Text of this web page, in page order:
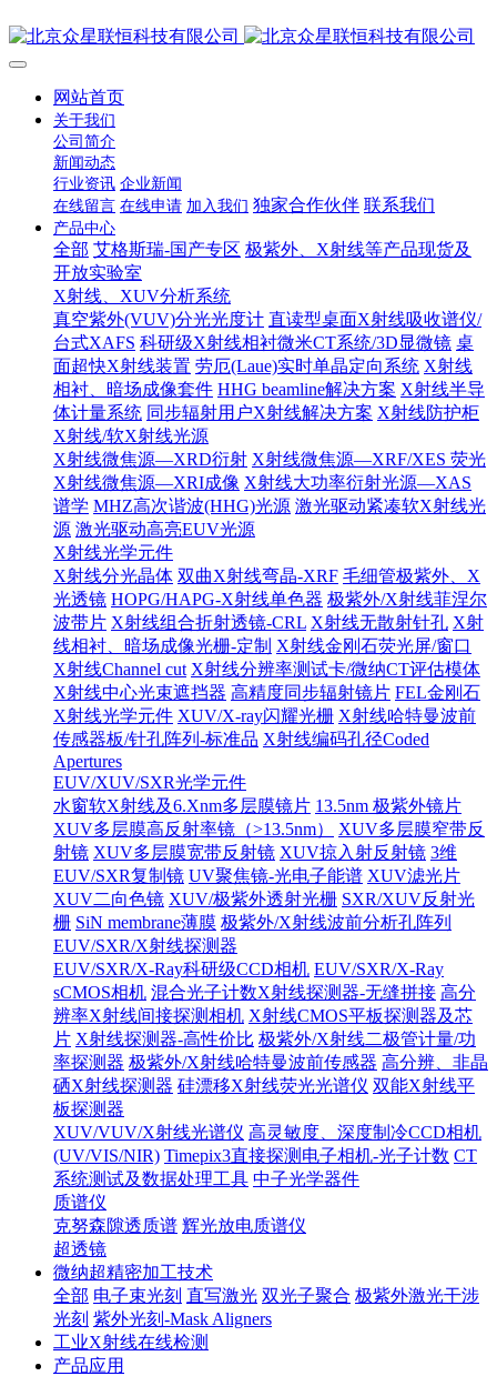
网站首页
关于我们
公司简介
新闻动态
行业资讯 企业新闻
在线留言 在线申请 加入我们 独家合作伙伴 联系我们
产品中心
全部 艾格斯瑞-国产专区 极紫外、X射线等产品现货及
开放实验室
X射线、XUV分析系统
真空紫外(VUV)分光光度计 直读型桌面X射线吸收谱仪/
台式XAFS 科研级X射线相衬微米CT系统/3D显微镜 桌
面超快X射线装置 劳厄(Laue)实时单晶定向系统 X射线
相衬、暗场成像套件 HHG beamline解决方案 X射线半导
体计量系统 同步辐射用户X射线解决方案 X射线防护柜
X射线/软X射线光源
X射线微焦源—XRD衍射 X射线微焦源—XRF/XES 荧光
X射线微焦源—XRI成像 X射线大功率衍射光源—XAS
谱学 MHZ高次谐波(HHG)光源 激光驱动紧凑软X射线光
源 激光驱动高亮EUV光源
X射线光学元件
X射线分光晶体 双曲X射线弯晶-XRF 毛细管极紫外、X
光透镜 HOPG/HAPG-X射线单色器 极紫外/X射线菲涅尔
波带片 X射线组合折射透镜-CRL X射线无散射针孔 X射
线相衬、暗场成像光栅-定制 X射线金刚石荧光屏/窗口
X射线Channel cut X射线分辨率测试卡/微纳CT评估模体
X射线中心光束遮挡器 高精度同步辐射镜片 FEL金刚石
X射线光学元件 XUV/X-ray闪耀光栅 X射线哈特曼波前
传感器板/针孔阵列-标准品 X射线编码孔径Coded
Apertures
EUV/XUV/SXR光学元件
水窗软X射线及6.Xnm多层膜镜片 13.5nm 极紫外镜片
XUV多层膜高反射率镜（>13.5nm）
XUV多层膜窄带反
射镜 XUV多层膜宽带反射镜 XUV掠入射反射镜 3维
EUV/SXR复制镜 UV聚焦镜-光电子能谱 XUV滤光片
XUV二向色镜 XUV/极紫外透射光栅 SXR/XUV反射光
栅 SiN membrane薄膜 极紫外/X射线波前分析孔阵列
EUV/SXR/X射线探测器
EUV/SXR/X-Ray科研级CCD相机 EUV/SXR/X-Ray
sCMOS相机 混合光子计数X射线探测器-无缝拼接 高分
辨率X射线间接探测相机 X射线CMOS平板探测器及芯
片 X射线探测器-高性价比 极紫外/X射线二极管计量/功
率探测器 极紫外/X射线哈特曼波前传感器 高分辨、非晶
硒X射线探测器 硅漂移X射线荧光光谱仪 双能X射线平
板探测器
XUV/VUV/X射线光谱仪 高灵敏度、深度制冷CCD相机
(UV/VIS/NIR) Timepix3直接探测电子相机-光子计数 CT
系统测试及数据处理工具 中子光学器件
质谱仪
克努森隙透质谱 辉光放电质谱仪
超透镜
微纳超精密加工技术
全部 电子束光刻 直写激光 双光子聚合 极紫外激光干涉
光刻 紫外光刻-Mask Aligners
工业X射线在线检测
产品应用